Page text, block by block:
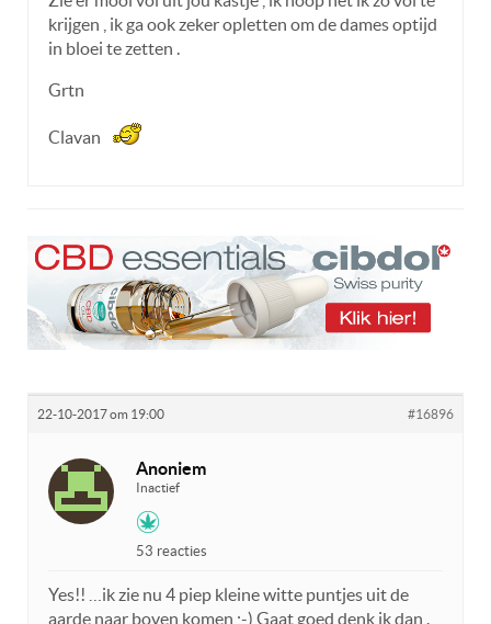
krijgen , ik ga ook zeker opletten om de dames optijd
in bloei te zetten .
Grtn
Clavan
22-10-2017 om 19:00 #16896
Anoniem
Inactief
53 reacties
Yes!! …ik zie nu 4 piep kleine witte puntjes uit de
aarde naar boven komen ;-) Gaat goed denk ik dan .